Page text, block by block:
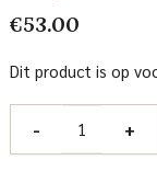
€53.00
Dit product is op
- +